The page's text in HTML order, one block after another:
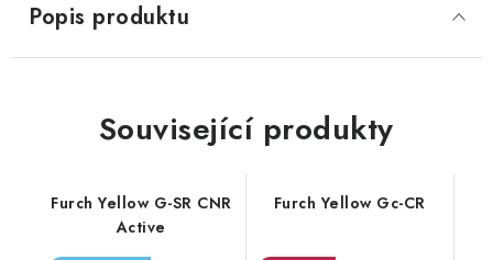
Popis produktu
Související produkty
Furch Yellow G-SR CNR
Active
Furch Yellow Gc-CR